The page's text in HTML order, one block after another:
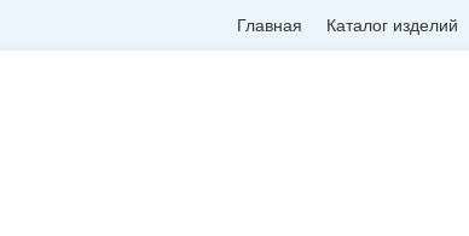
Главная Каталог изделий